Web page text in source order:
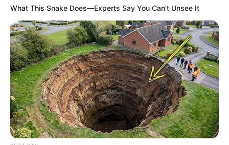
What This Snake Does—Experts Say You Can't Unsee It